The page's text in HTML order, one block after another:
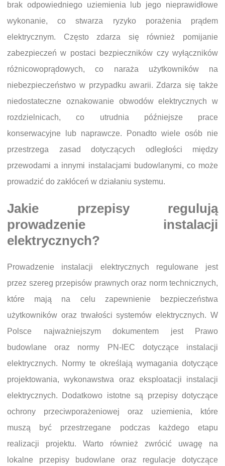
brak odpowiedniego uziemienia lub jego nieprawidłowe
wykonanie, co stwarza ryzyko porażenia prądem
elektrycznym. Często zdarza się również pomijanie
zabezpieczeń w postaci bezpieczników czy wyłączników
różnicowoprądowych, co naraża użytkowników na
niebezpieczeństwo w przypadku awarii. Zdarza się także
niedostateczne oznakowanie obwodów elektrycznych w
rozdzielnicach, co utrudnia późniejsze prace
konserwacyjne lub naprawcze. Ponadto wiele osób nie
przestrzega zasad dotyczących odległości między
przewodami a innymi instalacjami budowlanymi, co może
prowadzić do zakłóceń w działaniu systemu.
Jakie przepisy regulują
prowadzenie instalacji
elektrycznych?
Prowadzenie instalacji elektrycznych regulowane jest
przez szereg przepisów prawnych oraz norm technicznych,
które mają na celu zapewnienie bezpieczeństwa
użytkowników oraz trwałości systemów elektrycznych. W
Polsce najważniejszym dokumentem jest Prawo
budowlane oraz normy PN-IEC dotyczące instalacji
elektrycznych. Normy te określają wymagania dotyczące
projektowania, wykonawstwa oraz eksploatacji instalacji
elektrycznych. Dodatkowo istotne są przepisy dotyczące
ochrony przeciwporażeniowej oraz uziemienia, które
muszą być przestrzegane podczas każdego etapu
realizacji projektu. Warto również zwrócić uwagę na
lokalne przepisy budowlane oraz regulacje dotyczące